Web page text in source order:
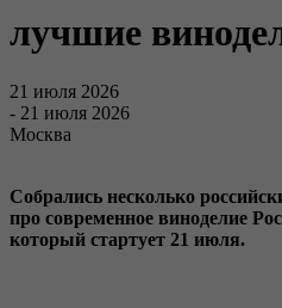
лучшие
21 июля 2026
- 21 июля 2026
Москва
Собрались несколько
про современное виноделие
который стартует 21 июля.